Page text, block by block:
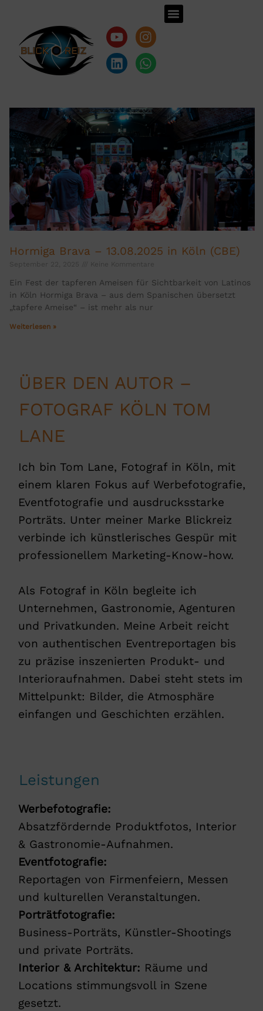
Hormiga Brava – 13.08.2025 in Köln (CBE)
Ein Fest der tapferen Ameisen für Sichtbarkeit von Latinos
in Köln Hormiga Brava – aus dem Spanischen übersetzt
„tapfere Ameise“ – ist mehr als nur
Weiterlesen »
ÜBER DEN AUTOR –
FOTOGRAF KÖLN TOM
LANE
Ich bin Tom Lane, Fotograf in Köln, mit
einem klaren Fokus auf Werbefotografie,
Eventfotografie und ausdrucksstarke
Porträts. Unter meiner Marke Blickreiz
verbinde ich künstlerisches Gespür mit
professionellem Marketing-Know-how.
Als Fotograf in Köln begleite ich
Unternehmen, Gastronomie, Agenturen
und Privatkunden. Meine Arbeit reicht
von authentischen Eventreportagen bis
zu präzise inszenierten Produkt- und
Interioraufnahmen. Dabei steht stets im
Mittelpunkt: Bilder, die Atmosphäre
einfangen und Geschichten erzählen.
Leistungen
Werbefotografie:
Absatzfördernde Produktfotos, Interior
& Gastronomie-Aufnahmen.
Eventfotografie:
Reportagen von Firmenfeiern, Messen
und kulturellen Veranstaltungen.
Porträtfotografie:
Business-Porträts, Künstler-Shootings
und private Porträts.
Interior & Architektur: Räume und
Locations stimmungsvoll in Szene
gesetzt.